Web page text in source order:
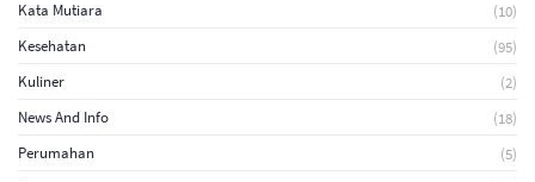
Kata Mutiara
(10)
Kesehatan
(95)
Kuliner
(2)
News And Info
(18)
Perumahan
(5)